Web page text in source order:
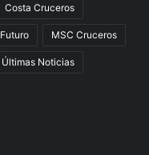
Costa Cruceros
Futuro MSC Cruceros
Últimas Noticias